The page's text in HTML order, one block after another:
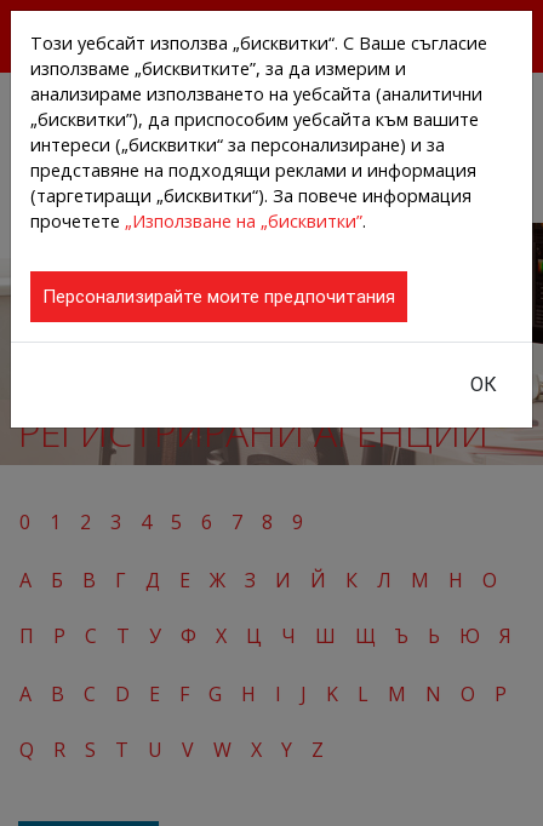
АГЕНЦИИТЕ И КОМПАНИИТЕ
РЕГИСТРИРАНИ АГЕНЦИИ
0 1 2 3 4 5 6 7 8 9
А Б В Г Д Е Ж З И Й К Л М Н О
П Р С Т У Ф Х Ц Ч Ш Щ Ъ Ь Ю Я
A B C D E F G H I J K L M N O P
Q R S T U V W X Y Z
Този уебсайт използва „бисквитки“. С Ваше съгласие
използваме „бисквитките”, за да измерим и
анализираме използването на уебсайта (аналитични
„бисквитки”), да приспособим уебсайта към вашите
интереси („бисквитки“ за персонализиране) и за
представяне на подходящи реклами и информация
(таргетиращи „бисквитки“). За повече информация
прочетете „Използване на „бисквитки”.
Персонализирайте моите предпочитания
ОК